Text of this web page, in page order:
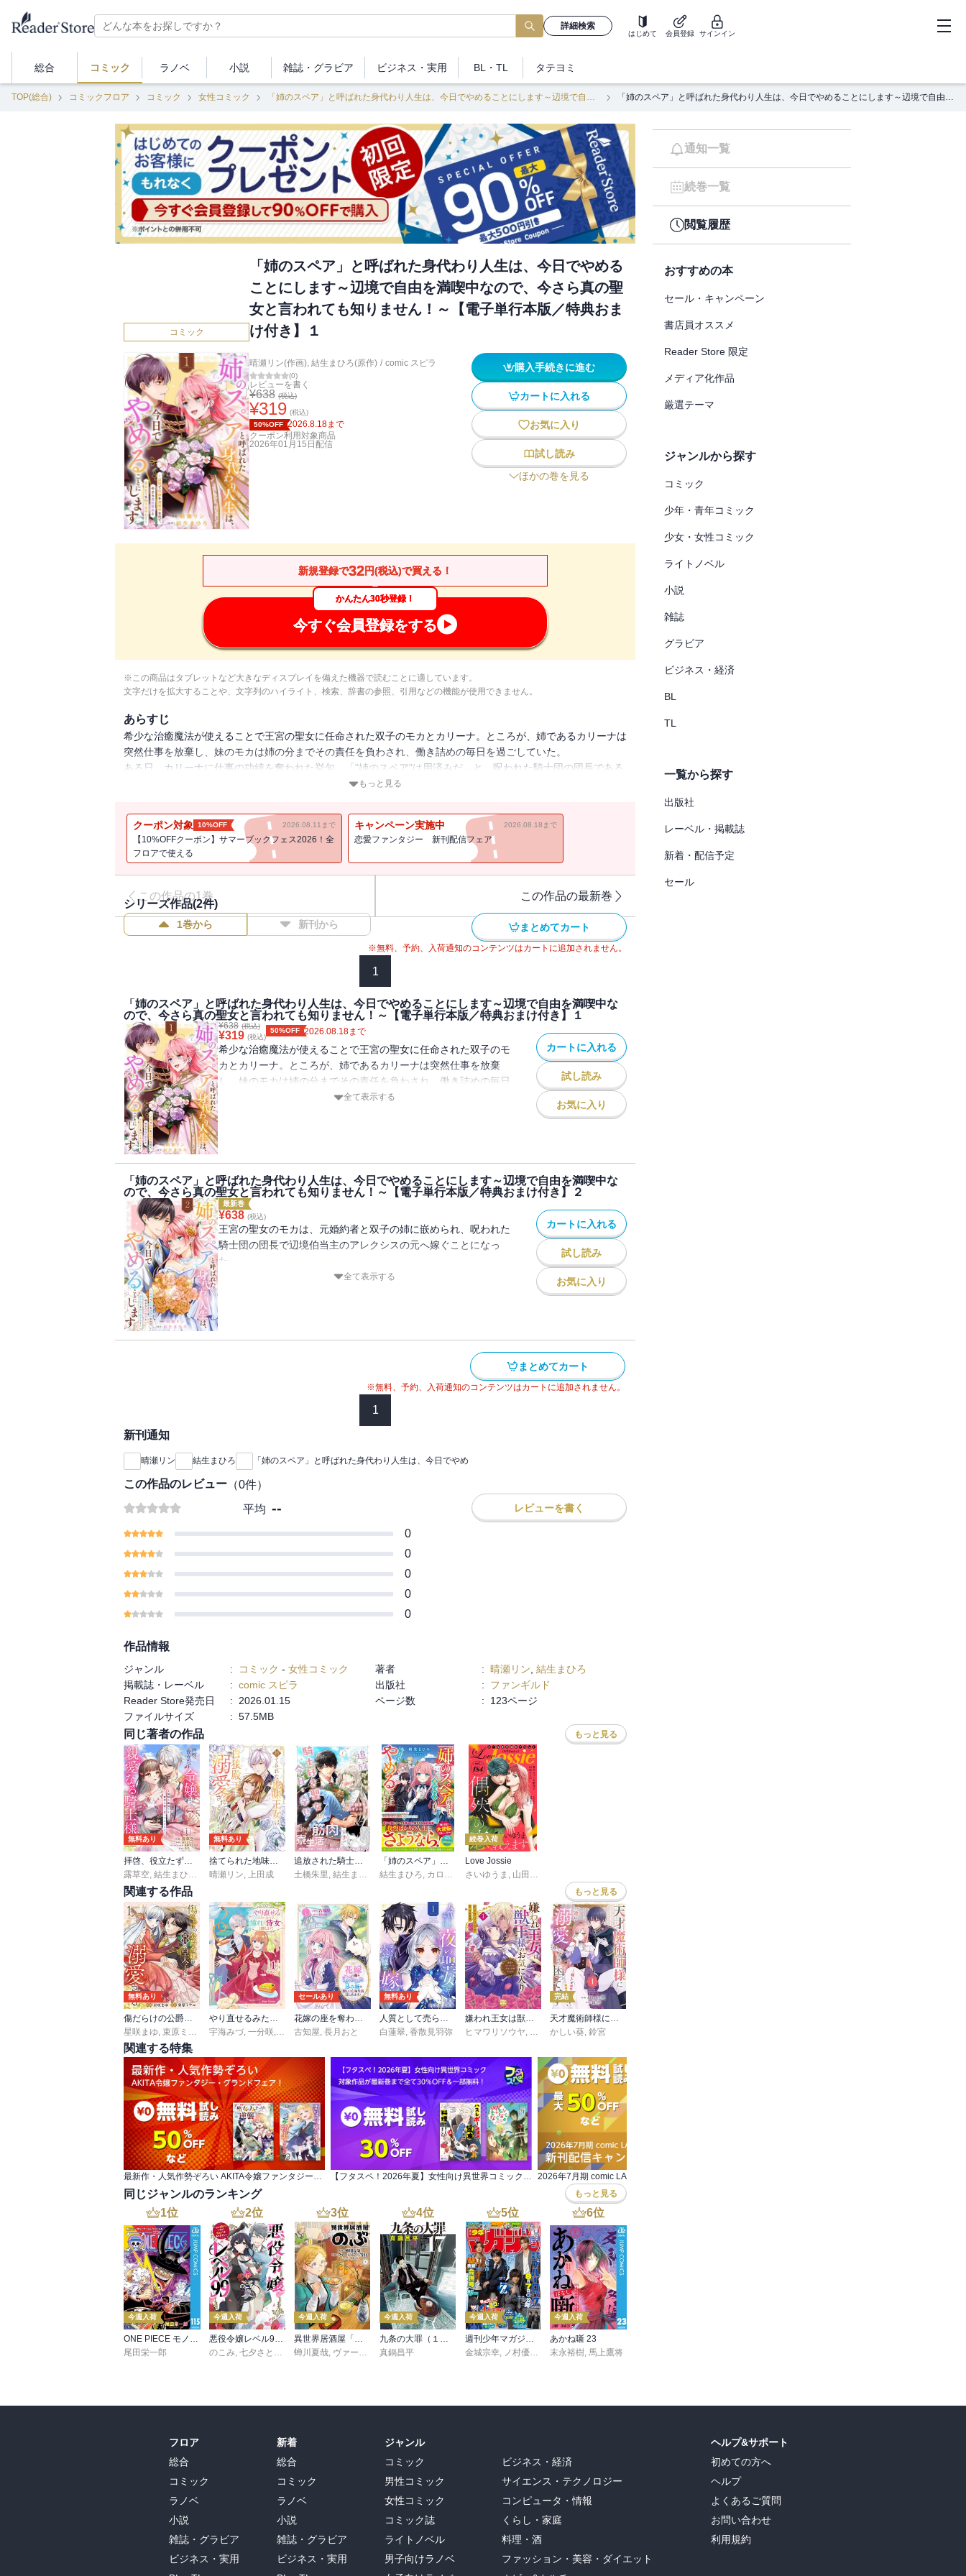
詳細検索
はじめて 会員登録 サインイン
総合 コミック ラノベ 小説 雑誌・ グラビア ビジネス ・実用 BL・TL タテヨミ
TOP(総合) コミックフロア コミック 女性コミック 「姉のスペア」と呼ばれた身代わり人生は、今日でやめることにします～辺境で自由を満喫中なので、今さら真の聖女と言われても知りません！～【電子単行本版／特典おまけ付き】 「姉のスペア」と呼ばれた身代わり人生は、今日でやめることにします～辺境で自由を満喫中なので、今さら真の聖女と言われても知りません！～【電子単行本版／特典おまけ付き】１
コミック
「姉のスペア」と呼ばれた身代わり人生は、今日でやめる
ことにします～辺境で自由を満喫中なので、今さら真の聖
女と言われても知りません！～【電子単行本版／特典おま
け付き】１
晴瀬リン(作画), 結生まひろ(原作) / comic スピラ
(0)
レビューを書く
¥638 (税込)
¥319 (税込)
50%OFF 2026.8.18まで
クーポン利用対象商品
2026年01月15日 配信
購入手続きに進む
カートに入れる
お気に入り
試し読み
ほかの巻を見る
新規登録で32円(税込)で買える！
かんたん30秒登録！
今すぐ会員登録をする
※この商品はタブレットなど大きなディスプレイを備えた機器で読むことに適しています。
文字だけを拡大することや、文字列のハイライト、検索、辞書の参照、引用などの機能が使用できません。
あらすじ
希少な治癒魔法が使えることで王宮の聖女に任命された双子のモカとカリーナ。ところが、姉であるカリーナは
突然仕事を放棄し、妹のモカは姉の分までその責任を負わされ、働き詰めの毎日を過ごしていた。
ある日、カリーナに仕事の功績を奪われた挙句、「"姉のスペア"は用済みだ」と、呪われた騎士団の団長である
アレクシス・ヴェリキー辺境伯の元へ嫁ぐことを強いられる。しかし、モカは「こんなにつらい仕事から解放さ
そんな悪い噂の絶えない辺境の地でモカを待ち受けていたのは、聖女を目の敵にしている訳ありな騎士団長・ア
レクシスで――・・・？
"姉のスペア"だと蔑まれた聖女が真の力を発揮し、呪われた騎士団を癒して必要とされる、愛され聖女のラブフ
ァンタジー第1巻！
【※この作品は話売り「「姉のスペア」と呼ばれた身代わり人生は、今日でやめることにします～辺境で自由を
満喫中なので、今さら真の聖女と言われても知りません！～」の電子単行本版です】
■【収録内容】
「「姉のスペア」と呼ばれた身代わり人生は、今日でやめることにします～辺境で自由を満喫中なので、今さら
もっと見る
クーポン対象 10%OFF 2026.08.11まで
【10%OFFクーポン】サマーブックフェス2026！全
フロアで使える
キャンペーン実施中 2026.08.18まで
恋愛ファンタジー 新刊配信フェア
この作品の1巻 この作品の最新巻
シリーズ作品(2件)
1巻から 新刊から まとめてカート
※無料、予約、入荷通知のコンテンツはカートに追加されません。
1
「姉のスペア」と呼ばれた身代わり人生は、今日でやめることにします～辺境で自由を満喫中な
ので、今さら真の聖女と言われても知りません！～【電子単行本版／特典おまけ付き】１
¥638 (税込)
¥319 (税込)
50%OFF 2026.08.18まで
希少な治癒魔法が使えることで王宮の聖女に任命された双子のモ
カとカリーナ。ところが、姉であるカリーナは突然仕事を放棄
し、妹のモカは姉の分までその責任を負わされ、働き詰めの毎日
開けに胸を弾ませ、意気揚々と辺境伯領に向かうのだった。
そんな悪い噂の絶えない辺境の地でモカを待ち受けていたのは、
聖女を目の敵にしている訳ありな騎士団長・アレクシスで
――・・・？
"姉のスペア"だと蔑まれた聖女が真の力を発揮し、呪われた騎士
団を癒して必要とされる、愛され聖女のラブファンタジー第1
「「姉のスペア」と呼ばれた身代わり人生は、今日でやめること
にします～辺境で自由を満喫中なので、今さら真の聖女と言われ
電子単行本版限定描き下ろしおまけ漫画
全て表示する
カートに入れる
試し読み
お気に入り
「姉のスペア」と呼ばれた身代わり人生は、今日でやめることにします～辺境で自由を満喫中な
ので、今さら真の聖女と言われても知りません！～【電子単行本版／特典おまけ付き】２
最新巻
¥638 (税込)
王宮の聖女のモカは、元婚約者と双子の姉に嵌められ、呪われた
騎士団の団長で辺境伯当主のアレクシスの元へ嫁ぐことになっ
た。
騎士団のみんなの力になりたいと治癒魔法を駆使して、辺境伯領
建国祭の招待を受けたモカとアレクシスは、モカの元婚約者と双
キが止まらない第2巻！
【※この作品は話売り「「姉のスペア」と呼ばれた身代わり人生
は、今日でやめることにします～辺境で自由を満喫中なので、今
さら真の聖女と言われても知りません！～」の電子単行本版で
す】
「「姉のスペア」と呼ばれた身代わり人生は、今日でやめること
にします～辺境で自由を満喫中なので、今さら真の聖女と言われ
ても知りません！～」５話～８話
全て表示する
カートに入れる
試し読み
お気に入り
まとめてカート
※無料、予約、入荷通知のコンテンツはカートに追加されません。
1
新刊通知
晴瀬リン 結生まひろ 「姉のスペア」と呼ばれた身代わり人生は、今日でやめ
この作品のレビュー （0件）
平均 -- レビューを書く
0
0
0
0
0
作品情報
ジャンル : コミック - 女性コミック 著者 : 晴瀬リン 結生まひろ
掲載誌・レーベル
: comic スピラ 出版社 :
ファンギルド
Reader Store発売日
: 2026.01.15 ページ数 :
123ページ
ファイルサイズ
: 57.5MB
同じ著者の作品 もっと見る
無料あり
拝啓、役立たず令嬢から親愛なる騎士様へ～地味な魔法でも貴方の役に立ってみせます【電子単行本版／特典おまけ付き】
露草空, 結生まひろ 杏乃,鳥飼やすゆき
無料あり
捨てられた地味王女は白狼殿下に溺愛される【電子単行本版／特典おまけ付き】
晴瀬リン, 上田成
追放された騎士好き聖女は今日も幸せ（コミック）
土橋朱里 ,結生まひろ
「姉のスペア」と呼ばれた身代わり人生は、今日でやめることにします～辺境で自由を満喫中なので、今さら真の聖女と言われても知りません！～【電子限定SS付き】
結生まひろ, カロクチトセ
続巻入荷
Love Jossie
さいゆうま , 山田きよの
関連する作品 もっと見る
無料あり
傷だらけの公爵令嬢は、隣国の皇太子に溺愛される【電子単行本版／特典おまけ付き】
星咲まゆ, 束原ミヤコ
やり直せるみたいなので、今度こそ憧れの侍女を目指します！【単行本】
宇海みづ, 一分咲, 茲助
セールあり
花嫁の座を奪われた忌み姫は楽しい亡命生活はじめます！【電子単行本版/特典おまけ付き】
古知屋,長月おと
無料あり
人質として売られた夜の聖女は隣国の大公様に嫁ぐ【電子単行本版／特典おまけ付き】
白蓮翠, 香散見羽弥
嫌われ王女は獣王様のお気に入り 毒姫がリセットした人生で溺愛されます【単行本版】
ヒマワリソウヤ, 今井真椎
完結
天才魔術師様に一途に溺愛されて困ってます～「推し」が結婚相手なんて、解釈違いです！～【電子単行本版／特典おまけ付き】
かしい葵,鈴宮
関連する特集
最新作・人気作勢ぞろい AKITA令嬢ファンタジー・グランドフェア！ 【フタスペ！2026年夏】女性向け異世界コミック 対象作品が最新巻まで全て30％OFF＆一部無料！ 2026年7月期 comic LAKE 新刊配信キャンペーン
同じジャンルのランキング もっと見る
1位
今週入荷
尾田栄一郎
2位
今週入荷
のこみ, 七夕さとり Tea
3位
今週入荷
蝉川夏哉 ヴァージニア二等兵 ,
4位
今週入荷
真鍋昌平
5位
今週入荷
金城宗幸, ノ村優介 真島ヒロ,宮島礼吏,新川直司
6位
今週入荷
あかね噺 23
末永裕樹 馬上鷹将
通知一覧
続巻一覧
閲覧履歴
おすすめの本
セール・キャンペーン
書店員オススメ
Reader Store 限定
メディア化作品
厳選テーマ
ジャンルから探す
コミック
少年・青年コミック
少女・女性コミック
ライトノベル
小説
雑誌
グラビア
ビジネス・経済
BL
TL
一覧から探す
出版社
レーベル・掲載誌
新着・配信予定
セール
フロア
総合
コミック
ラノベ
小説
雑誌・グラビア
ビジネス・実用
新着
総合
コミック
ラノベ
小説
雑誌・グラビア
ビジネス・実用
ジャンル
コミック
男性コミック
女性コミック
コミック誌
ライトノベル
男子向けラノベ
ビジネス・経済
サイエンス・テクノロジー
コンピュータ・情報
くらし・家庭
料理・酒
ファッション・美容・ダイエット
ヘルプ&サポート
初めての方へ
ヘルプ
よくあるご質問
お問い合わせ
利用規約